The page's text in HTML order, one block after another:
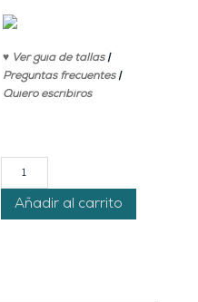
♥ Ver guía de tallas|
Preguntas frecuentes|
Quiero escribiros
EYES
-
Añadir al carrito